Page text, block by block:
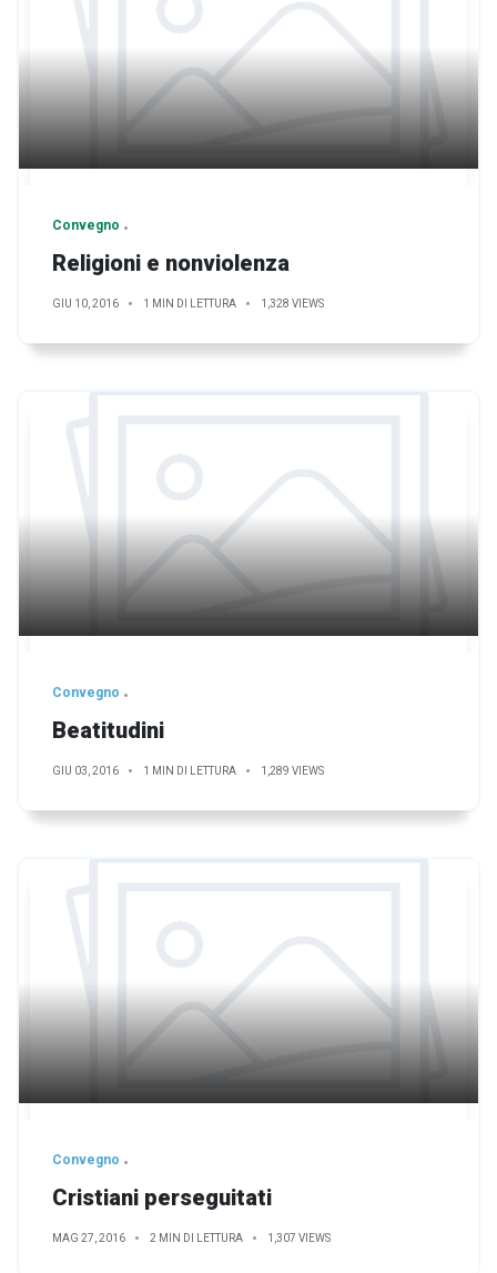
Convegno
Religioni e nonviolenza
GIU 10, 2016 1 MIN DI LETTURA 1,328 VIEWS
Convegno
Beatitudini
GIU 03, 2016 1 MIN DI LETTURA 1,289 VIEWS
Convegno
Cristiani perseguitati
MAG 27, 2016 2 MIN DI LETTURA 1,307 VIEWS